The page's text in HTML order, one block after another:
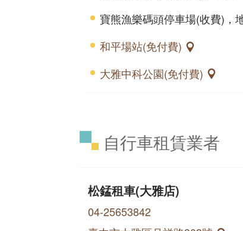
寶熊漁樂碼頭停車場(收費)，
和平場站(免付費)
大雅中科公園(免付費)
自行車租賃業者
松錳租車(大雅店)
04-25653842